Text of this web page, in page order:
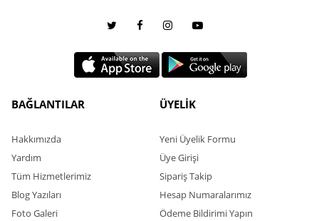
BAĞLANTILAR
Hakkımızda
Yardım
Tüm Hizmetlerimiz
Blog Yazıları
Foto Galeri
ÜYELİK
Yeni Üyelik Formu
Üye Girişi
Sipariş Takip
Hesap Numaralarımız
Ödeme Bildirimi Yapın